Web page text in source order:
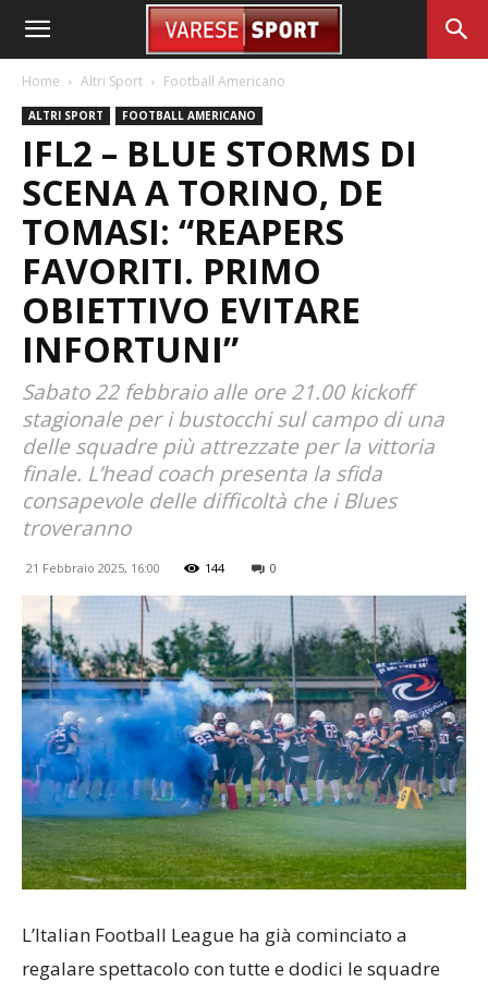
Home Altri Sport Football Americano
ALTRI SPORT FOOTBALL AMERICANO
IFL2 – BLUE STORMS DI
SCENA A TORINO, DE
TOMASI: “REAPERS
FAVORITI. PRIMO
OBIETTIVO EVITARE
INFORTUNI”
Sabato 22 febbraio alle ore 21.00 kickoff
stagionale per i bustocchi sul campo di una
delle squadre più attrezzate per la vittoria
finale. L’head coach presenta la sfida
consapevole delle difficoltà che i Blues
troveranno
21 Febbraio 2025, 16:00 144 0
L’Italian Football League ha già cominciato a
regalare spettacolo con tutte e dodici le squadre